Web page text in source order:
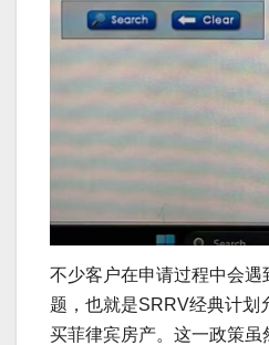
不少客户在申请过程中会遇
题，也就是SRRV经典计划
买菲律宾房产。这一政策